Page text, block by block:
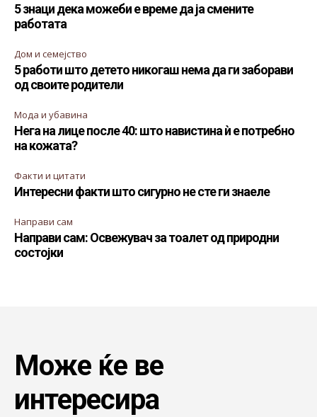
5 знаци дека можеби е време да ја смените
работата
Дом и семејство
5 работи што детето никогаш нема да ги заборави
од своите родители
Мода и убавина
Нега на лице после 40: што навистина ѝ е потребно
на кожата?
Факти и цитати
Интересни факти што сигурно не сте ги знаеле
Направи сам
Направи сам: Освежувач за тоалет од природни
состојки
Може ќе ве
интересира